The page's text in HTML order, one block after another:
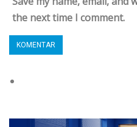
the next time I comment.